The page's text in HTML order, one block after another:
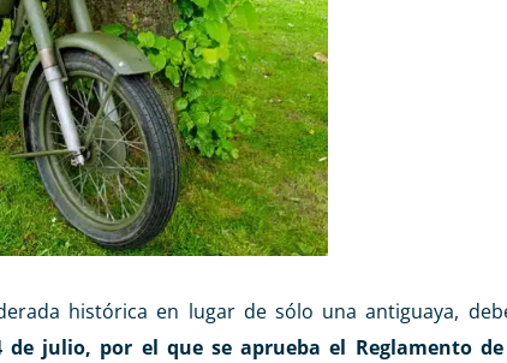
histórica en lugar de sólo una antiguaya,
de julio, por el que se aprueba el Reglamento